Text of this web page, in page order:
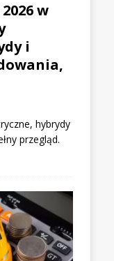
w
i
hybrydy
przegląd.